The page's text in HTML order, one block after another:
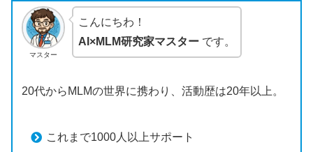
マスター
こんにちわ！
AI×MLM研究家マスターです。
20代からMLMの世界に携わり、活動歴は20年以上。
これまで1000人以上サポート